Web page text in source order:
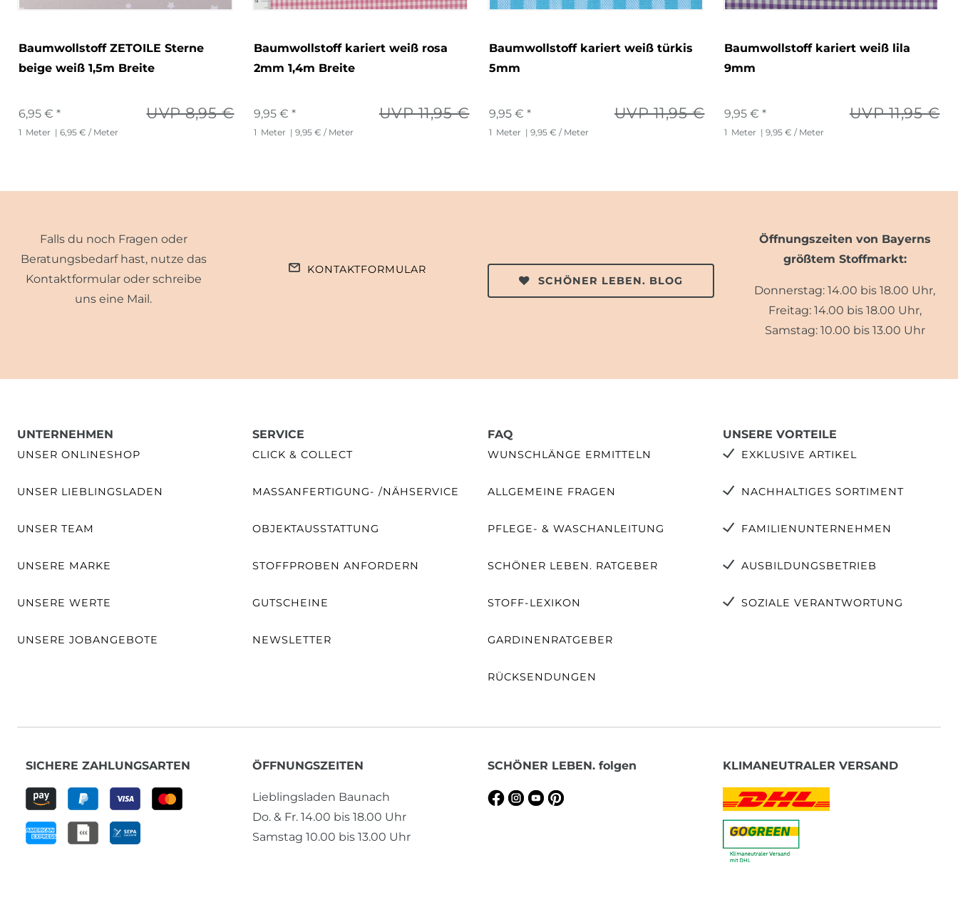
Baumwollstoff ZETOILE Sterne
beige weiß 1,5m Breite
UVP 8,95 €
6,95 € *
1 Meter | 6,95 € / Meter
Baumwollstoff kariert weiß rosa
2mm 1,4m Breite
UVP 11,95 €
9,95 € *
1 Meter | 9,95 € / Meter
Baumwollstoff kariert weiß türkis
5mm
UVP 11,95 €
9,95 € *
1 Meter | 9,95 € / Meter
Baumwollstoff kariert weiß lila
9mm
UVP 11,95 €
9,95 € *
1 Meter | 9,95 € / Meter
Falls du noch Fragen oder
Beratungsbedarf hast, nutze das
Kontaktformular oder schreibe
uns eine Mail.
KONTAKTFORMULAR
SCHÖNER LEBEN. BLOG
Öffnungszeiten von Bayerns
größtem Stoffmarkt:
Donnerstag: 14.00 bis 18.00 Uhr,
Freitag: 14.00 bis 18.00 Uhr,
Samstag: 10.00 bis 13.00 Uhr
UNTERNEHMEN
UNSER ONLINESHOP
UNSER LIEBLINGSLADEN
UNSER TEAM
UNSERE MARKE
UNSERE WERTE
UNSERE JOBANGEBOTE
SERVICE
CLICK & COLLECT
MASSANFERTIGUNG- /NÄHSERVICE
OBJEKTAUSSTATTUNG
STOFFPROBEN ANFORDERN
GUTSCHEINE
NEWSLETTER
FAQ
WUNSCHLÄNGE ERMITTELN
ALLGEMEINE FRAGEN
PFLEGE- & WASCHANLEITUNG
SCHÖNER LEBEN. RATGEBER
STOFF-LEXIKON
GARDINENRATGEBER
RÜCKSENDUNGEN
UNSERE VORTEILE
EXKLUSIVE ARTIKEL
NACHHALTIGES SORTIMENT
FAMILIENUNTERNEHMEN
AUSBILDUNGSBETRIEB
SOZIALE VERANTWORTUNG
SICHERE ZAHLUNGSARTEN ÖFFNUNGSZEITEN
Lieblingsladen Baunach
Do. & Fr. 14.00 bis 18.00 Uhr
Samstag 10.00 bis 13.00 Uhr
SCHÖNER LEBEN. folgen KLIMANEUTRALER VERSAND